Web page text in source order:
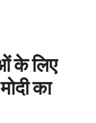
के लिए
का